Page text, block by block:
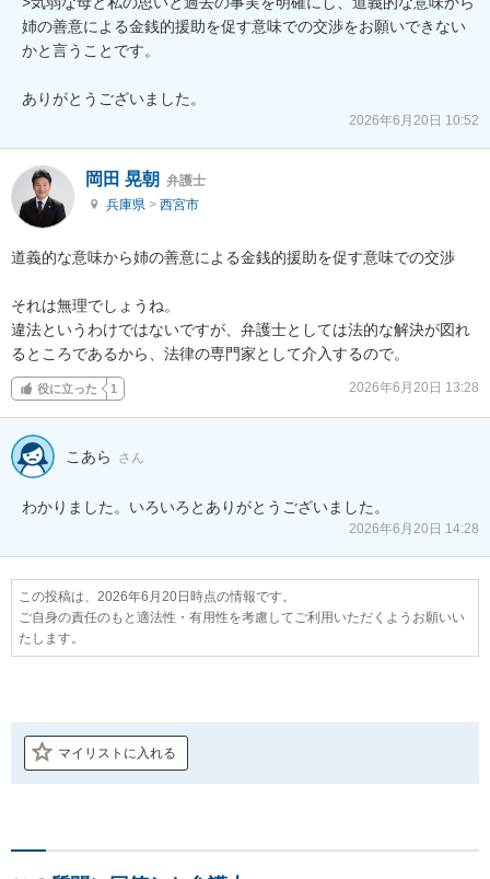
姉の善意による金銭的援助を促す意味での交渉をお願いできない
かと言うことです。
ありがとうございました。
2026年6月20日 10:52
岡田 晃朝 弁護士
兵庫県 > 西宮市
道義的な意味から姉の善意による金銭的援助を促す意味での交渉
それは無理でしょうね。
違法というわけではないですが、弁護士としては法的な解決が図れ
るところであるから、法律の専門家として介入するので。
役に立った 1 2026年6月20日 13:28
こあら さん
わかりました。いろいろとありがとうございました。
2026年6月20日 14:28
この投稿は、2026年6月20日時点の情報です。
ご自身の責任のもと適法性・有用性を考慮してご利用いただくようお願いい
たします。
マイリストに入れる